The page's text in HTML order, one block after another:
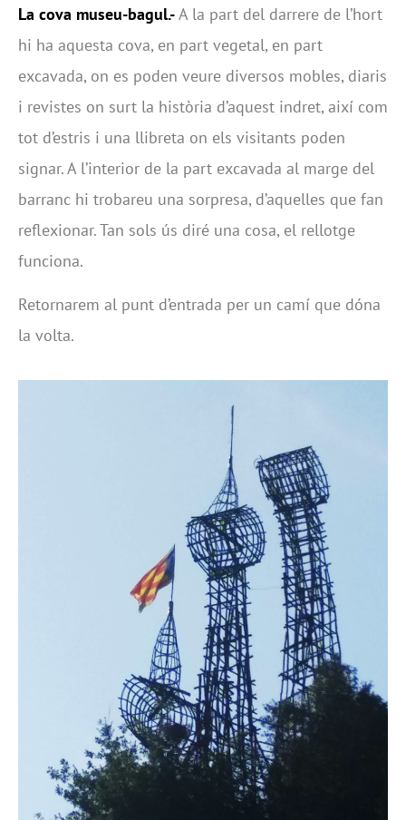
La cova museu-bagul.-A la part del darrere de l’hort
hi ha aquesta cova, en part vegetal, en part
excavada, on es poden veure diversos mobles, diaris
i revistes on surt la història d’aquest indret, així com
tot d’estris i una llibreta on els visitants poden
signar. A l’interior de la part excavada al marge del
barranc hi trobareu una sorpresa, d’aquelles que fan
reflexionar. Tan sols ús diré una cosa, el rellotge
funciona.
Retornarem al punt d’entrada per un camí que dóna
la volta.